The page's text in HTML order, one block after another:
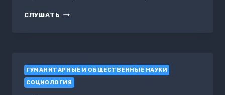
СЛУШАТЬ ДРУГАЯ
ГУМАНИТАРНЫЕ И ОБЩЕСТВЕННЫЕ НАУКИ
СОЦИОЛОГИЯ